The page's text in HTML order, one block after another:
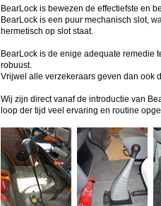
BearLock is bewezen de effectiefste en
BearLock is een puur mechanisch slot,
hermetisch op slot staat.
BearLock is de enige adequate remedie
robuust.
Vrijwel alle verzekeraars geven dan ook
Wij zijn direct vanaf de introductie van
loop der tijd veel ervaring en routine